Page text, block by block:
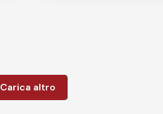
Carica altro